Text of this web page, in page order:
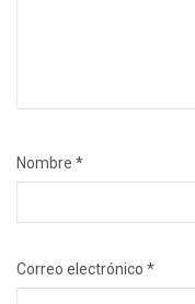
Nombre *
Correo electrónico *